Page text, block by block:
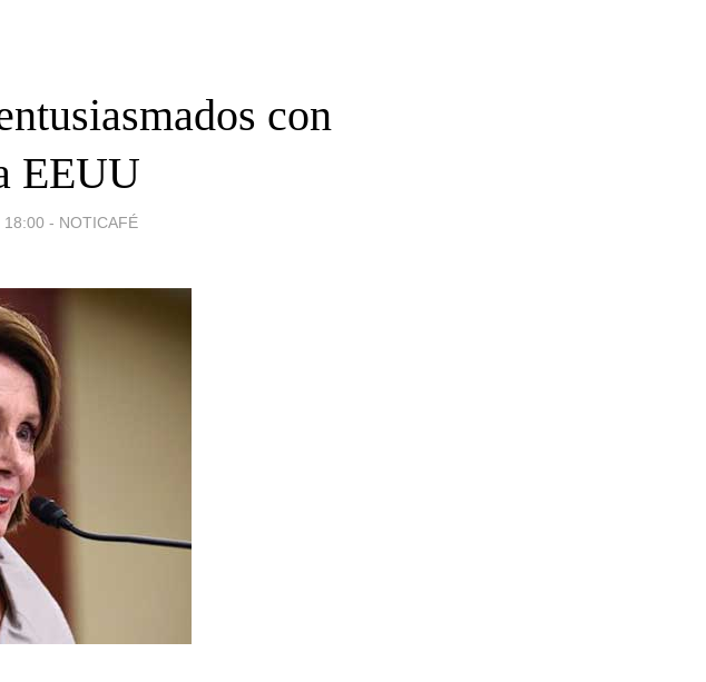
con
EEUU
18:00 - NOTICAFÉ